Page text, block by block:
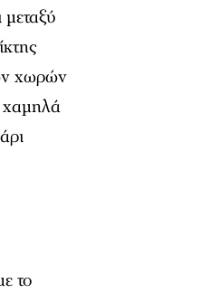
χωρών
χαμηλά
το